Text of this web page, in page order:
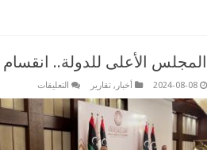
المجلس الأعلى للدولة..
2024-08-08 أخبار , تقارير التعليقات
للدولة..
انقسام
وحجج